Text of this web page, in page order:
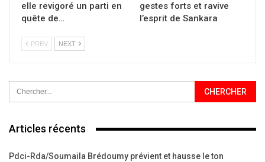
elle revigoré un parti en
quête de…
gestes forts et ravive
l’esprit de Sankara
PREV NEXT
Articles récents
Pdci-Rda/Soumaila Brédoumy prévient et hausse le ton